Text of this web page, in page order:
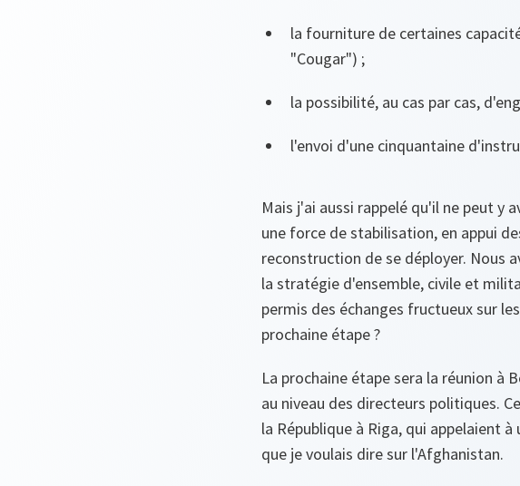
la fourniture de certaines
"Cougar") ;
la possibilité, au cas par cas,
l'envoi d'une cinquantaine
Mais j'ai aussi rappelé qu'il ne peut y
une force de stabilisation, en appui
reconstruction de se déployer. Nous
la stratégie d'ensemble, civile et
permis des échanges fructueux sur
prochaine étape ?
La prochaine étape sera la réunion à
au niveau des directeurs politiques.
la République à Riga, qui appelaient
que je voulais dire sur l'Afghanistan.